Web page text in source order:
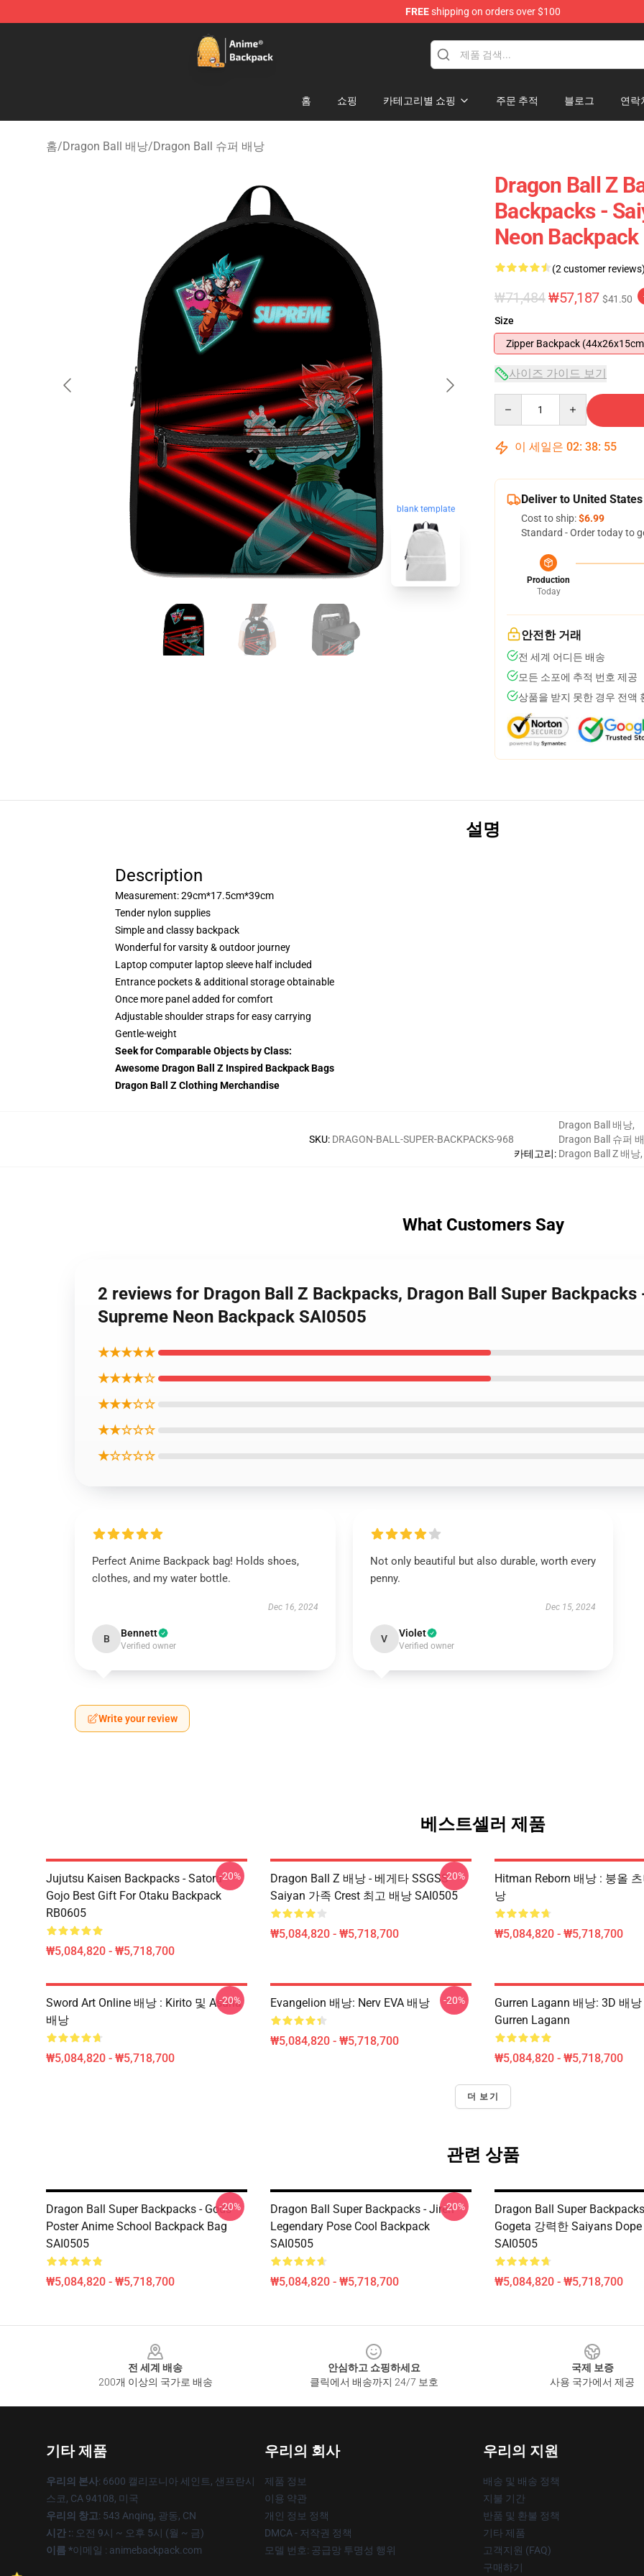
FREEshipping on orders over $100
Anime Backpack Shop - Official Anime Backpack Store for Anime Fans
홈 쇼핑 카테고리별 쇼핑 주문 추적 블로그 연락
홈/Dragon Ball 배낭/Dragon Ball 슈퍼 배낭
blank template
Dragon Ball Z
Backpacks -
Neon
(2 customer
₩71,484₩57,187 $41.50
Size
Zipper Backpack
사이즈 가이드 보기
이 세일은 02: 38: 54
Deliver to United States
Cost to ship:$6.99
Standard - Order today to
Production
Today
안전한 거래
전 세계 어디든 배송
모든 소포에 추적 번호 제공
상품을 받지 못한 경우 전액
설명
Description
Measurement: 29cm*17.5cm*39cm
Tender nylon supplies
Simple and classy backpack
Wonderful for varsity & outdoor journey
Laptop computer laptop sleeve half included
Entrance pockets & additional storage obtainable
Once more panel added for comfort
Adjustable shoulder straps for easy carrying
Gentle-weight
Seek for Comparable Objects by Class:
Awesome Dragon Ball Z Inspired Backpack Bags
Dragon Ball Z Clothing Merchandise
SKU: DRAGON-BALL-SUPER-BACKPACKS-968
카테고리:
Dragon Ball 배낭,
Dragon Ball 슈퍼
Dragon Ball Z 배낭,
What Customers Say
2 reviews for Dragon Ball Z Backpacks, Dragon Ball Super Backpacks
Supreme Neon Backpack SAI0505
★★★★★
★★★★☆
★★★☆☆
★★☆☆☆
★☆☆☆☆
Perfect Anime Backpack bag! Holds shoes,
clothes, and my water bottle.
Dec 16, 2024
B Bennett
Verified owner
Not only beautiful but also durable, worth every
penny.
Dec 15, 2024
V Violet
Verified owner
Write your review
베스트셀러 제품
Jujutsu Kaisen Backpacks - Satoru
Gojo Best Gift For Otaku Backpack
RB0605
₩5,084,820 - ₩5,718,700
-20%
Dragon Ball Z 배낭 - 베게타 SSGSS
Saiyan 가족 Crest 최고 배낭 SAI0505
₩5,084,820 - ₩5,718,700
-20%
Hitman Reborn 배낭 : 붕올
낭
₩5,084,820 - ₩5,718,700
Sword Art Online 배낭 : Kirito 및 Asuna
배낭
₩5,084,820 - ₩5,718,700
-20% Evangelion 배낭: Nerv EVA 배낭
₩5,084,820 - ₩5,718,700
-20%
Gurren Lagann 배낭: 3D 배
Gurren Lagann
₩5,084,820 - ₩5,718,700
더 보기
관련 상품
Dragon Ball Super Backpacks - Gods
Poster Anime School Backpack Bag
SAI0505
₩5,084,820 - ₩5,718,700
-20%
Dragon Ball Super Backpacks - Jiren
Legendary Pose Cool Backpack
SAI0505
₩5,084,820 - ₩5,718,700
-20%
Dragon Ball Super
Gogeta 강력한 Saiyans
SAI0505
₩5,084,820 - ₩5,718,700
전 세계 배송
200개 이상의 국가로 배송
안심하고 쇼핑하세요
클릭에서 배송까지 24/7 보호
국제 보증
사용 국가에서 제공
기타 제품
우리의 본사: 6600 캘리포니아 세인트, 샌프란시
스코, CA 94108, 미국
우리의 창고: 543 Anqing, 광동, CN
시간 :: 오전 9시 ~ 오후 5시 (월 ~ 금)
이름 *이메일 : animebackpack.com
우리의 회사
제품 정보
이용 약관
개인 정보 정책
DMCA - 저작권 정책
모델 번호: 공급망 투명성 행위
우리의 지원
배송 및 배송 정책
지불 기간
반품 및 환불 정책
기타 제품
고객지원 (FAQ)
구매하기